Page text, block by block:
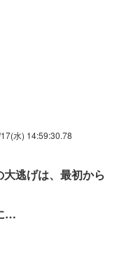
水) 14:59:30.78
逃げは、最初から
…